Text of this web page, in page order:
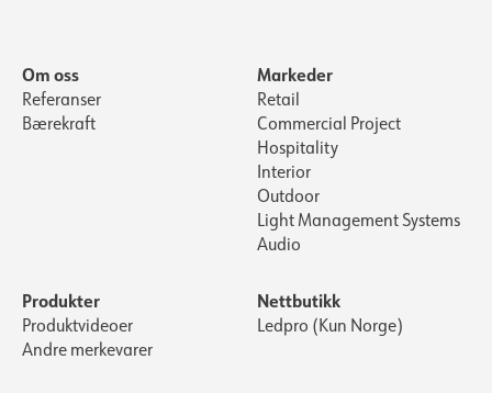
Om oss
Referanser
Bærekraft
Markeder
Retail
Commercial Project
Hospitality
Interior
Outdoor
Light Management Systems
Audio
Produkter
Produktvideoer
Andre merkevarer
Nettbutikk
Ledpro (Kun Norge)